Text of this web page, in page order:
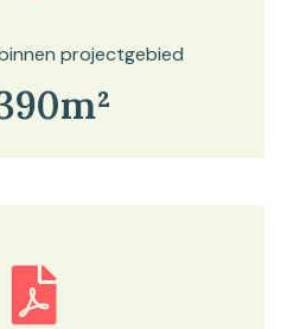
projectgebied